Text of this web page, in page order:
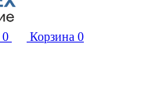
0 Корзина 0